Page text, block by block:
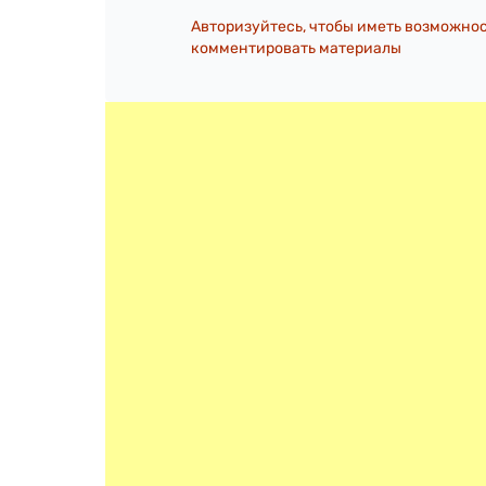
Авторизуйтесь, чтобы иметь
комментировать материалы